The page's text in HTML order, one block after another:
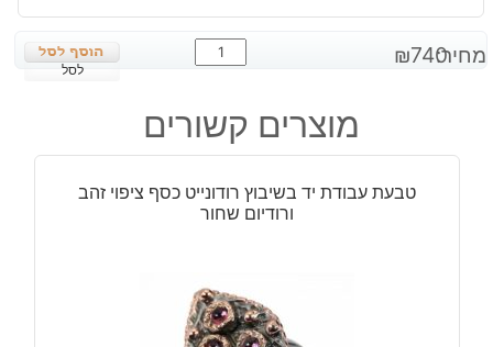
מחיר: ₪740
כמות
של
עבודת
יד
אבני
כסף
ציפוי
לסל
מוצרים קשורים
טבעת עבודת יד בשיבוץ רודונייט כסף ציפוי זהב
ורודיום שחור